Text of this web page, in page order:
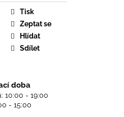
Tisk
Zeptat se
Hlídat
Sdílet
doba
10:00 - 19:00
- 15:00